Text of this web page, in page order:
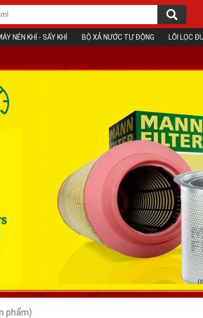
NÉN KHÍ - SẤY KHÍ BỘ XẢ NƯỚC TỰ ĐỘNG LÕI LỌC
❅
phẩm)